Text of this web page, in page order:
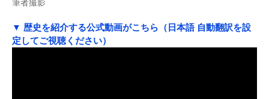
筆者撮影
▼ 歴史を紹介する公式動画がこちら（日本語 自動翻訳を設
定してご視聴ください）